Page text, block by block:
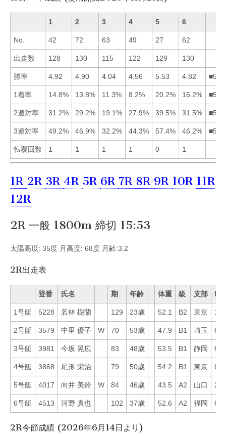
1 2 3 4 5 6
No. 42 72 63 49 27 62
出走数 128 130 115 122 129 130
勝率 4.92 4.90 4.04 4.56 5.53 4.82
1着率 14.8% 13.8% 11.3% 8.2% 20.2% 16.2%
2連対率 31.2% 29.2% 19.1% 27.9% 39.5% 31.5%
3連対率 49.2% 46.9% 32.2% 44.3% 57.4% 46.2%
転覆回数 1 1 1 1 0 1
1R 2R 3R 4R 5R 6R 7R 8R 9R 10R 11R
12R
2R 一般 1800m 締切 15:53
太陽高度: 35度 月高度: 68度 月齢:3.2
2R出走表
登番 氏名 期 年齢 体重 級 支部 Mo
1号艇 5228 若林 樹蘭 129 23歳 52.1 B2 東京 17
2号艇 3579 中里 優子 W 70 53歳 47.9 B1 埼玉 61
3号艇 3981 今坂 晃広 83 48歳 53.5 B1 静岡 66
4号艇 3868 尾形 栄治 79 50歳 54.2 B1 東京 64
5号艇 4017 向井 美鈴 W 84 46歳 43.5 A2 山口 22
6号艇 4513 河野 真也 102 37歳 52.6 A2 福岡 68
2R今節成績 (2026年6月14日より)